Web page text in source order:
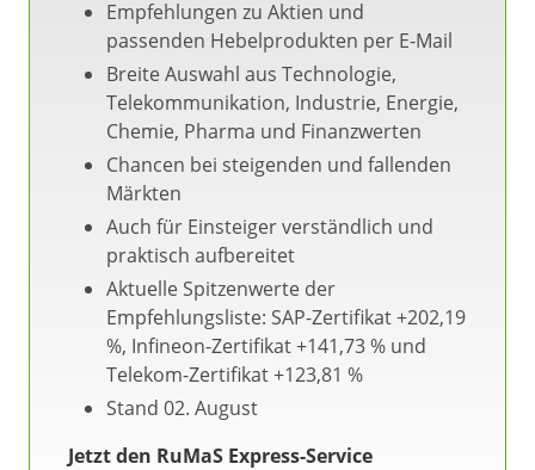
Empfehlungen zu Aktien und
passenden Hebelprodukten per E-Mail
Breite Auswahl aus Technologie,
Telekommunikation, Industrie, Energie,
Chemie, Pharma und Finanzwerten
Chancen bei steigenden und fallenden
Märkten
Auch für Einsteiger verständlich und
praktisch aufbereitet
Aktuelle Spitzenwerte der
Empfehlungsliste: SAP-Zertifikat +202,19
%, Infineon-Zertifikat +141,73 % und
Telekom-Zertifikat +123,81 %
Stand 02. August
Jetzt den RuMaS Express-Service